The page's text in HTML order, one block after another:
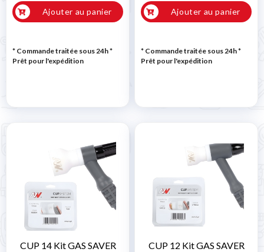
Ajouter au panier
* Commande traitée sous 24h*
Prêt pour l'expédition
Ajouter au panier
* Commande traitée sous 24h*
Prêt pour l'expédition
CUP 14 Kit GAS SAVER
CUP 12 Kit GAS SAVER